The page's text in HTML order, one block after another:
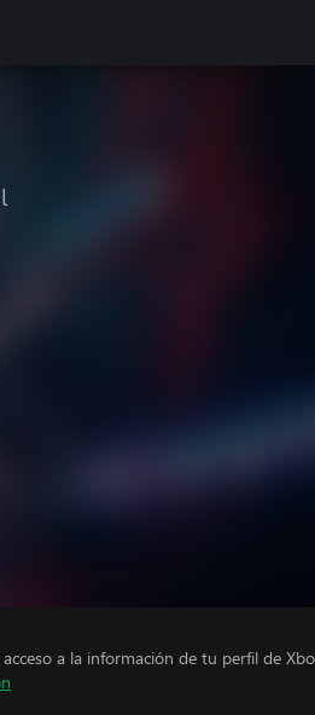
a la información de tu perfil de